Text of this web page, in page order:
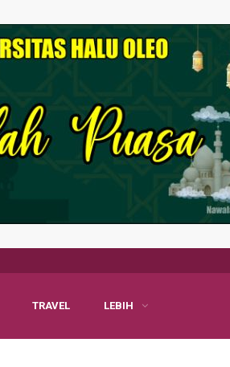
TRAVEL LEBIH